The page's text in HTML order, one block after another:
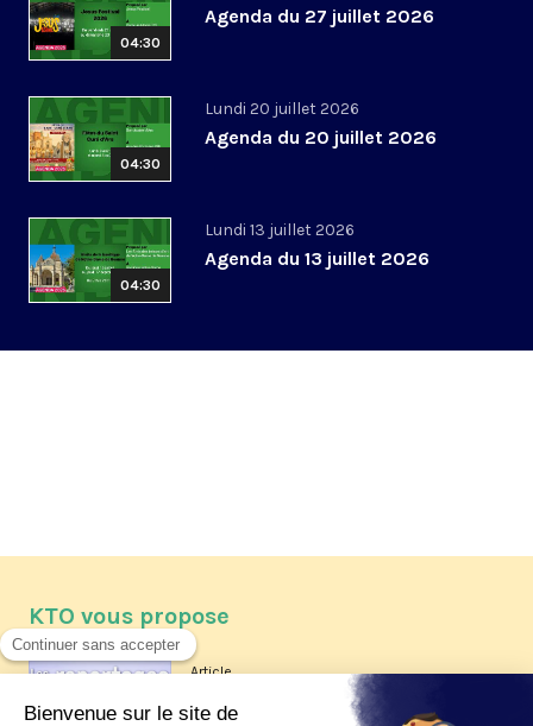
04:30
Agenda du 27 juillet 2026
04:30
Lundi 20 juillet 2026
Agenda du 20 juillet 2026
04:30
Lundi 13 juillet 2026
Agenda du 13 juillet 2026
KTO vous propose
Article
Les reportages d'été 2026 de KTO